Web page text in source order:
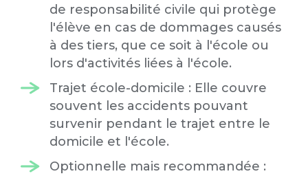
de responsabilité civile qui protège
l'élève en cas de dommages causés
à des tiers, que ce soit à l'école ou
lors d'activités liées à l'école.
Trajet école-domicile : Elle couvre
souvent les accidents pouvant
survenir pendant le trajet entre le
domicile et l'école.
Optionnelle mais recommandée :